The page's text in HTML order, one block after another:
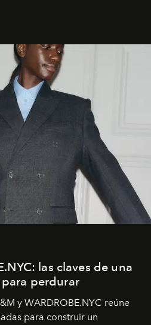
las claves de una
perdurar
y WARDROBE.NYC reúne
para construir un